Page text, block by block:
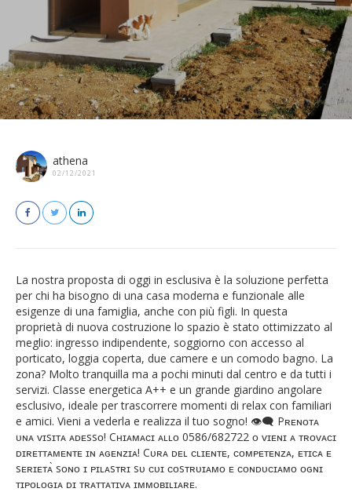
athena
02/12/2021
La nostra proposta di oggi in esclusiva è la soluzione perfetta
per chi ha bisogno di una casa moderna e funzionale alle
esigenze di una famiglia, anche con più figli. In questa
proprietà di nuova costruzione lo spazio è stato ottimizzato al
meglio: ingresso indipendente, soggiorno con accesso al
porticato, loggia coperta, due camere e un comodo bagno. La
zona? Molto tranquilla ma a pochi minuti dal centro e da tutti i
servizi. Classe energetica A++ e un grande giardino angolare
esclusivo, ideale per trascorrere momenti di relax con familiari
e amici. Vieni a vederla e realizza il tuo sogno! 👁‍🗨 Pʀᴇɴᴏᴛᴀ
ᴜɴᴀ ᴠɪsɪᴛᴀ ᴀᴅᴇssᴏ! Cʜɪᴀᴍᴀᴄɪ ᴀʟʟᴏ 0586/682722 ᴏ ᴠɪᴇɴɪ ᴀ ᴛʀᴏᴠᴀᴄɪ
ᴅɪʀᴇᴛᴛᴀᴍᴇɴᴛᴇ ɪɴ ᴀɢᴇɴᴢɪᴀ! Cᴜʀᴀ ᴅᴇʟ ᴄʟɪᴇɴᴛᴇ, ᴄᴏᴍᴘᴇᴛᴇɴᴢᴀ, ᴇᴛɪᴄᴀ ᴇ
sᴇʀɪᴇᴛᴀ̀ sᴏɴᴏ ɪ ᴘɪʟᴀsᴛʀɪ sᴜ ᴄᴜɪ ᴄᴏsᴛʀᴜɪᴀᴍᴏ ᴇ ᴄᴏɴᴅᴜᴄɪᴀᴍᴏ ᴏɢɴɪ
ᴛɪᴘᴏʟᴏɢɪᴀ ᴅɪ ᴛʀᴀᴛᴛᴀᴛɪᴠᴀ ɪᴍᴍᴏʙɪʟɪᴀʀᴇ.